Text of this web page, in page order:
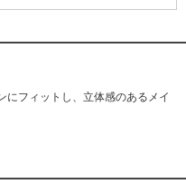
にフィットし、立体感のあるメイ